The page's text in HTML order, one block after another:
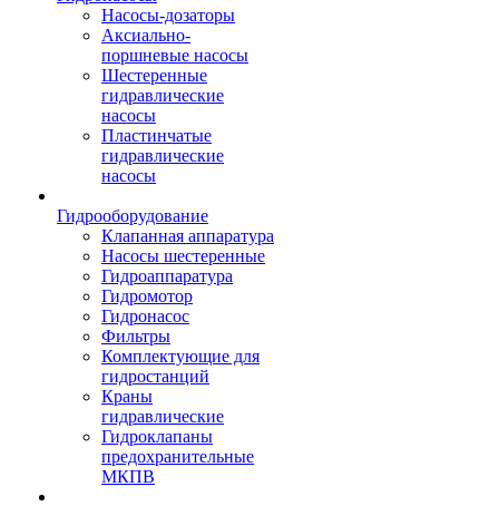
Насосы-дозаторы
Аксиально-
поршневые насосы
Шестеренные
гидравлические
насосы
Пластинчатые
гидравлические
насосы
Гидрооборудование
Клапанная аппаратура
Насосы шестеренные
Гидроаппаратура
Гидромотор
Гидронасос
Фильтры
Комплектующие для
гидростанций
Краны
гидравлические
Гидроклапаны
предохранительные
МКПВ